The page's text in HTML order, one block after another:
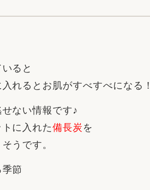
3Dシミュレーション
リフォームお役立ち情報
おすすめ情報
ると
れるとお肌がすべすべになる
ない情報です♪
に入れた備長炭を
うです。
節